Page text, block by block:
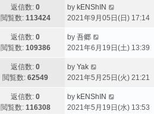
返信数:0
閲覧数: 113424
by kENShIN
2021年9月05日(日) 17:14
返信数:0
閲覧数: 109386
by 吾郷
2021年6月19日(土) 13:39
返信数:0
閲覧数:62549
by Yak
2021年5月25日(火) 21:21
返信数:0
閲覧数: 116308
by kENShIN
2021年5月19日(水) 13:53